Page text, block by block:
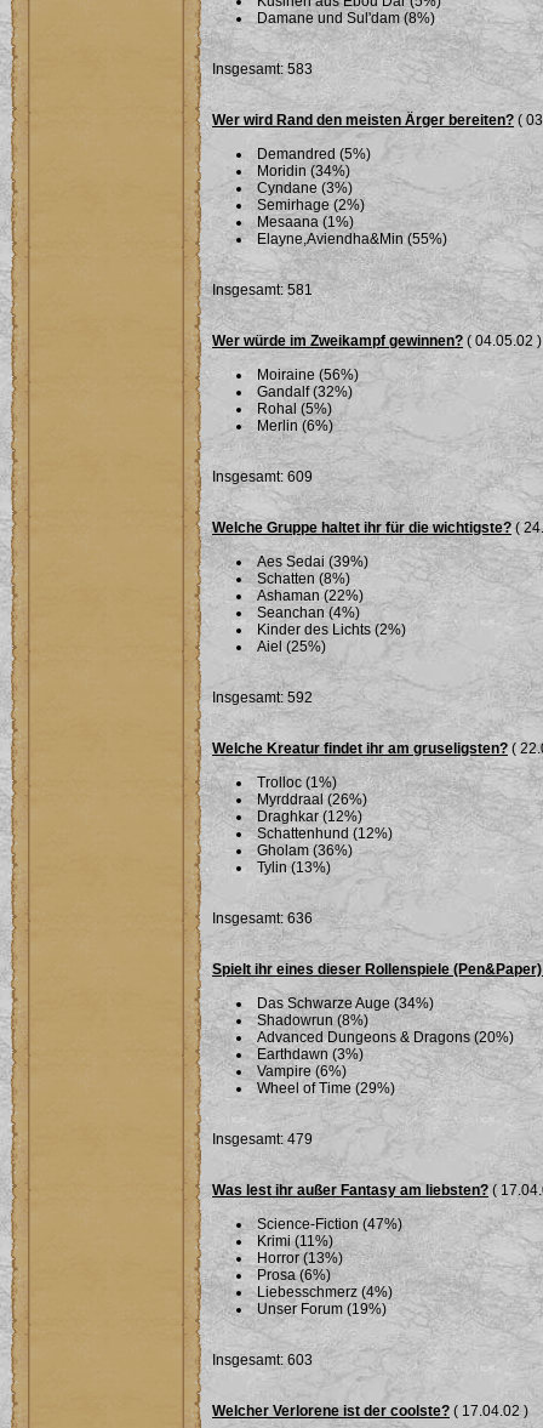
Damane und Sul'dam (8%)
Insgesamt: 583
Wer wird Rand den meisten Ärger bereiten? (
Demandred (5%)
Moridin (34%)
Cyndane (3%)
Semirhage (2%)
Mesaana (1%)
Elayne,Aviendha&Min (55%)
Insgesamt: 581
Wer würde im Zweikampf gewinnen? ( 04.05.02 )
Moiraine (56%)
Gandalf (32%)
Rohal (5%)
Merlin (6%)
Insgesamt: 609
Welche Gruppe haltet ihr für die wichtigste? (
Aes Sedai (39%)
Schatten (8%)
Ashaman (22%)
Seanchan (4%)
Kinder des Lichts (2%)
Aiel (25%)
Insgesamt: 592
Welche Kreatur findet ihr am gruseligsten? (
Trolloc (1%)
Myrddraal (26%)
Draghkar (12%)
Schattenhund (12%)
Gholam (36%)
Tylin (13%)
Insgesamt: 636
Spielt ihr eines dieser Rollenspiele
Das Schwarze Auge (34%)
Shadowrun (8%)
Advanced Dungeons & Dragons (20%)
Earthdawn (3%)
Vampire (6%)
Wheel of Time (29%)
Insgesamt: 479
Was lest ihr außer Fantasy am liebsten? (
Science-Fiction (47%)
Krimi (11%)
Horror (13%)
Prosa (6%)
Liebesschmerz (4%)
Unser Forum (19%)
Insgesamt: 603
Welcher Verlorene ist der coolste? ( 17.04.02 )